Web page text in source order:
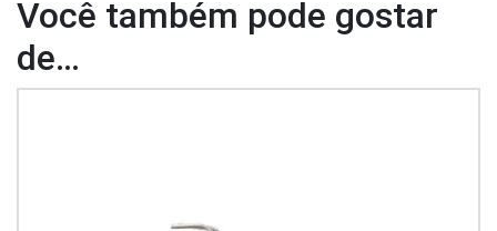
Você também pode gostar
de…